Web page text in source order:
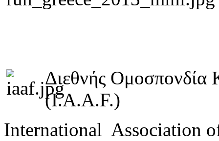
Διεθνής Ομοσπονδία
(I.A.A.F.)
International Association